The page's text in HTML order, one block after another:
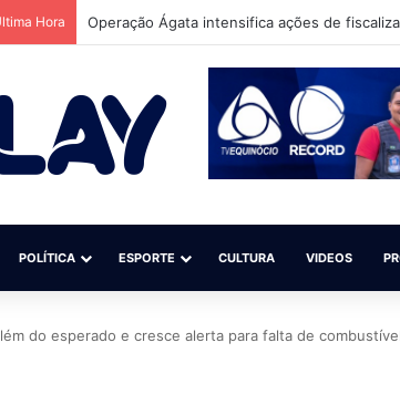
Hora Homem é preso suspeito de torturar criança
POLÍTICA ESPORTE CULTURA VIDEOS
do esperado e cresce alerta para falta de combustível